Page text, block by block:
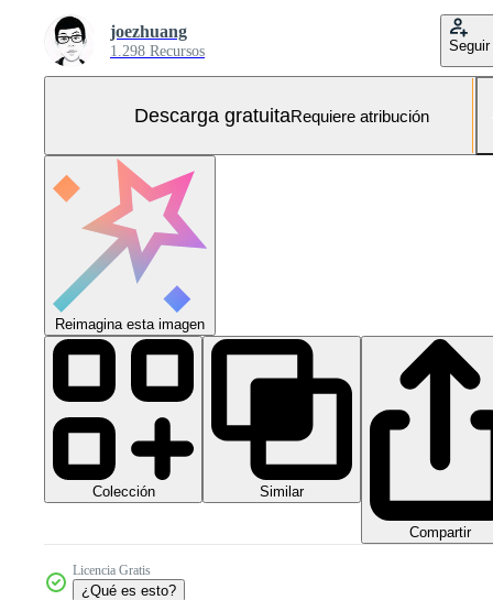
joezhuang
1.298 Recursos Seguir
Descarga gratuitaRequiere atribución
Reimagina esta imagen
Colección Similar
Compartir
Licencia Gratis
¿Qué es esto?